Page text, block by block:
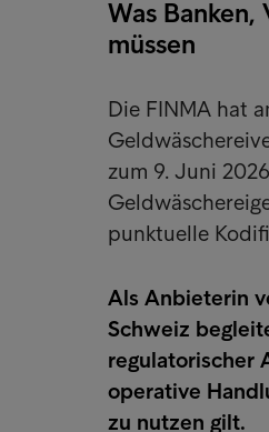
Was
müssen
Die FINMA hat
zum 9. Juni
punktuelle
Als Anbieterin
Schweiz
regulatorischer
operative
zu nutzen gilt.